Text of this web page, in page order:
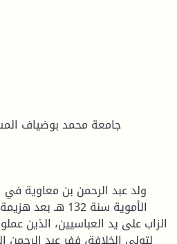
جامعة محمد بوضياف
ولد عبد الرحمن بن معاوية
الأموية سنة 132
الزاب على يد العباسيين، الذين